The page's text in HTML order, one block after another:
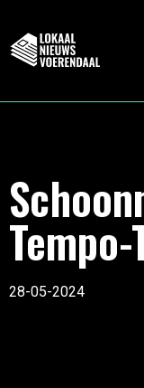
28-05-2024